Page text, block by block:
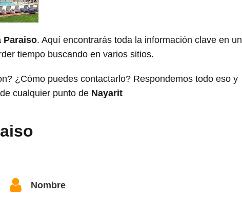
Paraiso. Aquí encontrarás toda la información clave en un
tiempo buscando en varios sitios.
¿Cómo puedes contactarlo? Respondemos todo eso y
cualquier punto de Nayarit
Nombre